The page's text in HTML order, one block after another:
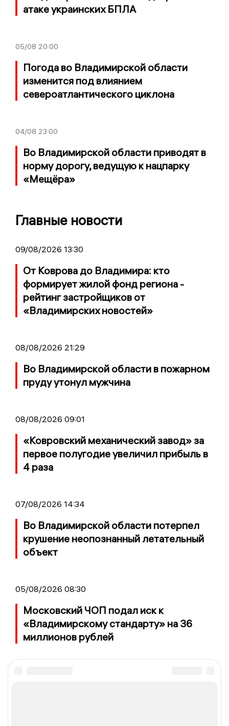
атаке украинских БПЛА
05/08 20:00
Погода во Владимирской области
изменится под влиянием
североатлантического циклона
04/08 23:00
Во Владимирской области приводят в
норму дорогу, ведущую к нацпарку
«Мещёра»
Главные новости
09/08/2026 13:30
От Коврова до Владимира: кто
формирует жилой фонд региона -
рейтинг застройщиков от
«Владимирских новостей»
08/08/2026 21:29
Во Владимирской области в пожарном
пруду утонул мужчина
08/08/2026 09:01
«Ковровский механический завод» за
первое полугодие увеличил прибыль в
4 раза
07/08/2026 14:34
Во Владимирской области потерпел
крушение неопознанный летательный
объект
05/08/2026 08:30
Московский ЧОП подал иск к
«Владимирскому стандарту» на 36
миллионов рублей